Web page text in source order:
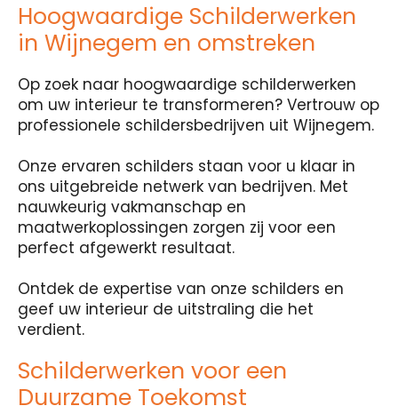
Hoogwaardige Schilderwerken
in Wijnegem en omstreken
Op zoek naar hoogwaardige schilderwerken
om uw interieur te transformeren? Vertrouw op
professionele schildersbedrijven uit Wijnegem.
Onze ervaren schilders staan voor u klaar in
ons uitgebreide netwerk van bedrijven. Met
nauwkeurig vakmanschap en
maatwerkoplossingen zorgen zij voor een
perfect afgewerkt resultaat.
Ontdek de expertise van onze schilders en
geef uw interieur de uitstraling die het
verdient.
Schilderwerken voor een
Duurzame Toekomst